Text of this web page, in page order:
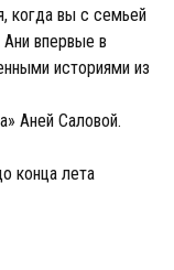
когда вы с семьей
впервые в
историями из
Аней Саловой.
конца лета